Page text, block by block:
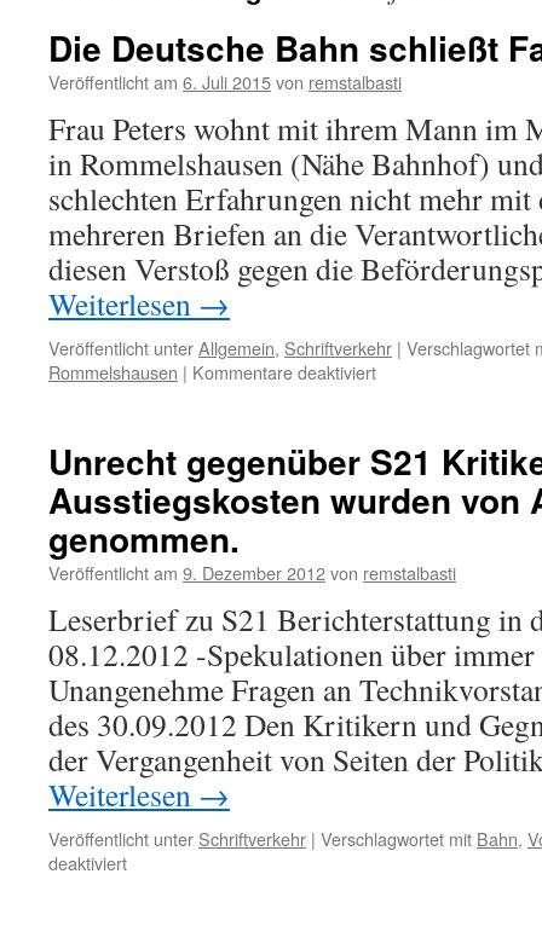
Die Deutsche Bahn schließt
Veröffentlicht am 6. Juli 2015von remstalbasti
Frau Peters wohnt mit ihrem Mann im
in Rommelshausen (Nähe Bahnhof)
schlechten Erfahrungen nicht mehr
mehreren Briefen an die
diesen Verstoß gegen die
Weiterlesen →
Veröffentlicht unterAllgemein, Schriftverkehr | Verschlagwortet
Rommelshausen | Kommentare deaktiviertfür
schließt
Fahrgäste
aus
Unrecht gegenüber S21
Ausstiegskosten wurden von
genommen.
Veröffentlicht am 9. Dezember 2012von remstalbasti
Leserbrief zu S21 Berichterstattung in
08.12.2012 -Spekulationen über
Unangenehme Fragen an
des 30.09.2012 Den Kritikern und
der Vergangenheit von Seiten der
Weiterlesen →
Veröffentlicht unter Schriftverkehr | Verschlagwortet mit Bahn,
deaktiviertfür